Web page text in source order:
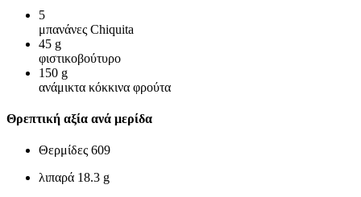
5
μπανάνες Chiquita
45 g
φιστικοβούτυρο
150 g
ανάμικτα κόκκινα φρούτα
Θρεπτική αξία ανά μερίδα
Θερμίδες 609
λιπαρά 18.3 g